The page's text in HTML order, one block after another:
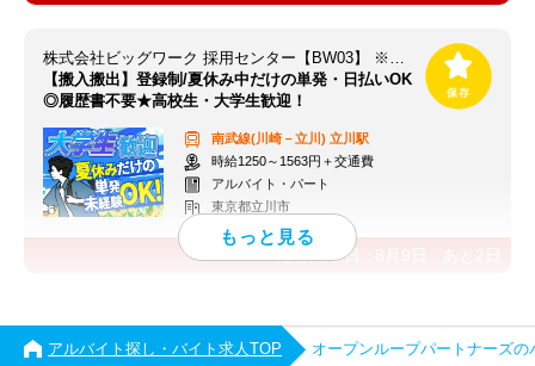
【搬入搬出】登録制/夏休み中だけの単発・日払いOK
◎履歴書不要★高校生・大学生歓迎！
南武線(川崎－立川) 立川駅
時給1250～1563円＋交通費
アルバイト・パート
東京都立川市
応募終了日：
アルバイト探し・バイト求人TOP オープンループパートナーズ